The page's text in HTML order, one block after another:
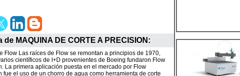
de MAQUINA DE CORTE A PRECISION :
Flow Las raíces de Flow se remontan a principios de 1970,
científicos de I+D provenientes de Boeing fundaron Flow
La primera aplicación puesta en el mercado por Flow
fue el uso de un chorro de agua como herramienta de corte